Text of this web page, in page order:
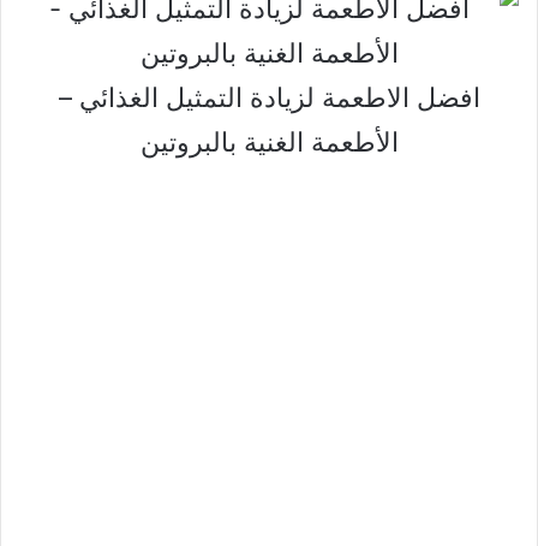
افضل الاطعمة لزيادة التمثيل الغذائي –
الأطعمة الغنية بالبروتين